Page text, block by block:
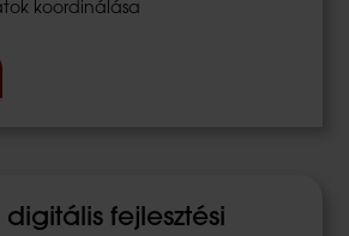
koordinálása
digitális fejlesztési